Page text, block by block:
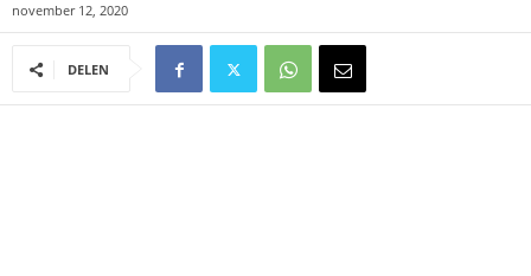
november 12, 2020
DELEN